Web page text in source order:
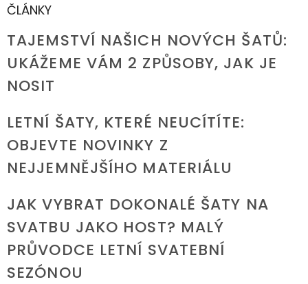
ČLÁNKY
TAJEMSTVÍ NAŠICH NOVÝCH ŠATŮ:
UKÁŽEME VÁM 2 ZPŮSOBY, JAK JE
NOSIT
LETNÍ ŠATY, KTERÉ NEUCÍTÍTE:
OBJEVTE NOVINKY Z
NEJJEMNĚJŠÍHO MATERIÁLU
JAK VYBRAT DOKONALÉ ŠATY NA
SVATBU JAKO HOST? MALÝ
PRŮVODCE LETNÍ SVATEBNÍ
SEZÓNOU